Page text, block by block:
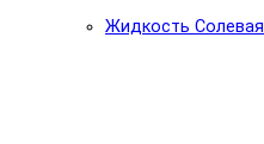
Жидкость Солевая